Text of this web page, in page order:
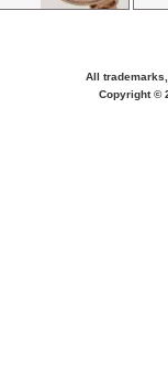
All
Copyright ©